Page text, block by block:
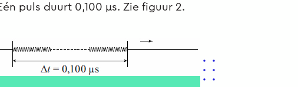
puls duurt 0,100 μs. Zie figuur 2.